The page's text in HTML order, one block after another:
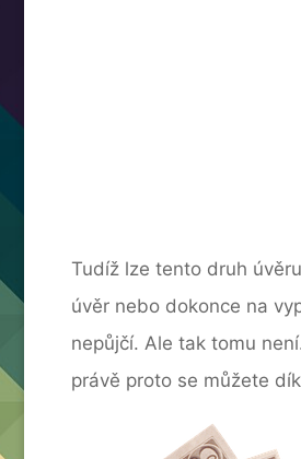
Tudíž lze tento druh
úvěr nebo dokonce na
nepůjčí. Ale tak tomu
právě proto se můžete